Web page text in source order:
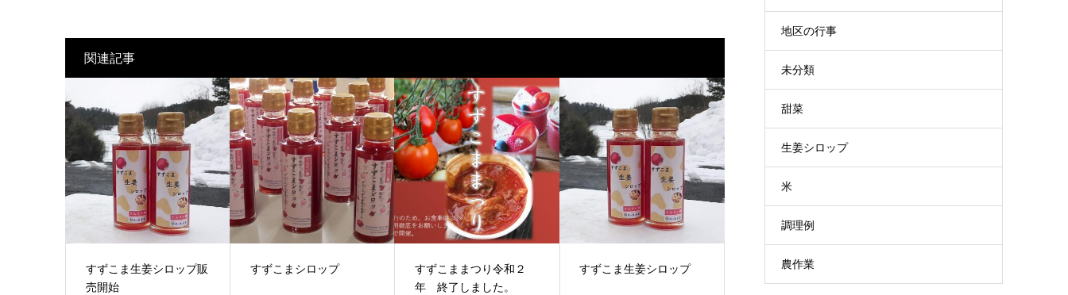
関連記事
すずこま生姜シロップ販
売開始
すずこまシロップ
すずこままつり令和２
年 終了しました。
すずこま生姜シロップ
地区の行事
未分類
甜菜
生姜シロップ
米
調理例
農作業